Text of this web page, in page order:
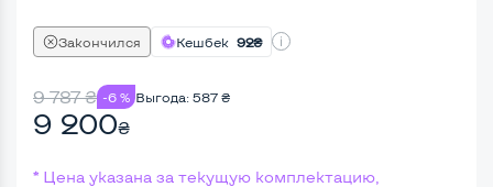
Закончился Кешбек 92₴
9 787₴ -6 % Выгода: 587 ₴
9 200₴
* Цена указана за текущую комплектацию,